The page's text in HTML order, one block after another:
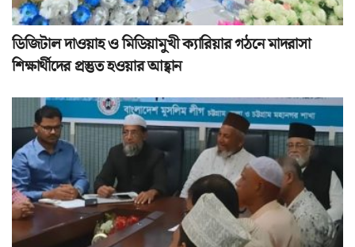
ডিজিটাল দাওয়াহ ও মিডিয়ামুখী ক্যারিয়ার গঠনে মাদরাসা
শিক্ষার্থীদের প্রস্তুত হওয়ার আহ্বান